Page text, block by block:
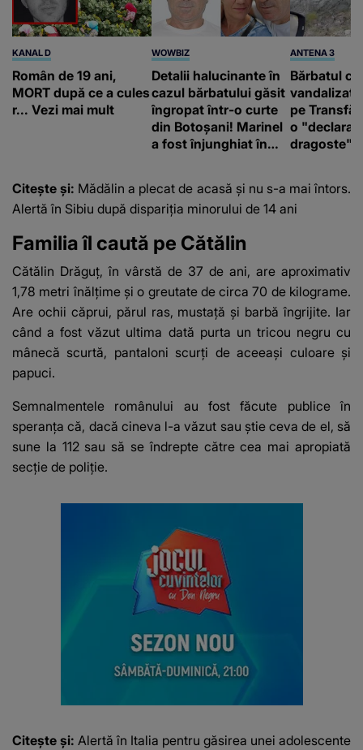
KANAL D
Român de 19 ani,
MORT după ce a cules
r... Vezi mai mult
WOWBIZ
Detalii halucinante în
cazul bărbatului găsit
îngropat într-o curte
din Botoșani! Marinel
a fost înjunghiat în
suspecți
ANTENA 3
Bărbatul
vandalizat
pe
o
dragoste"
Citește și: Mădălin a plecat de acasă și nu s-a mai întors.
Alertă în Sibiu după dispariția minorului de 14 ani
Familia îl caută pe Cătălin
Cătălin Drăguț, în vârstă de 37 de ani, are aproximativ
1,78 metri înălțime și o greutate de circa 70 de kilograme.
Are ochii căprui, părul ras, mustață și barbă îngrijite. Iar
când a fost văzut ultima dată purta un tricou negru cu
mânecă scurtă, pantaloni scurți de aceeași culoare și
papuci.
Semnalmentele românului au fost făcute publice în
speranța că, dacă cineva l-a văzut sau știe ceva de el, să
sune la 112 sau să se îndrepte către cea mai apropiată
secție de poliție.
Citește și: Alertă în Italia pentru găsirea unei adolescente